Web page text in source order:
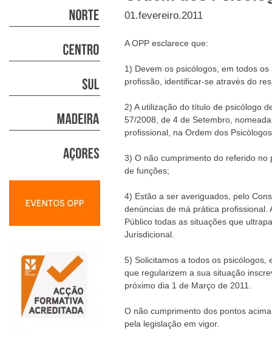
01.fevereiro.2011
A OPP esclarece que:
1) Devem os psicólogos, em todos
profissão, identificar-se através do
2) A utilização do título de psicólogo
57/2008, de 4 de Setembro,
profissional, na Ordem dos
3) O não cumprimento do referido
de funções;
4) Estão a ser averiguados, pelo
denúncias de má prática
Público todas as situações que
Jurisdicional.
5) Solicitamos a todos os psicólogos,
que regularizem a sua situação
próximo dia 1 de Março de 2011.
O não cumprimento dos pontos
pela legislação em vigor.